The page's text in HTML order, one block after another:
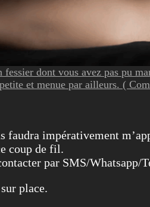
fessier dont vous avez pas pu
petite et menue par ailleurs. (
faudra impérativement
coup de fil.
par SMS/
place.